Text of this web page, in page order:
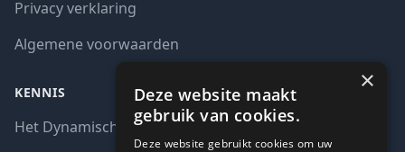
Privacy verklaring
Algemene voorwaarden
KENNIS
Het Dynamisch aankoopsysteem (DAS)
×
Deze website maakt
gebruik van cookies.
Deze website gebruikt cookies om uw